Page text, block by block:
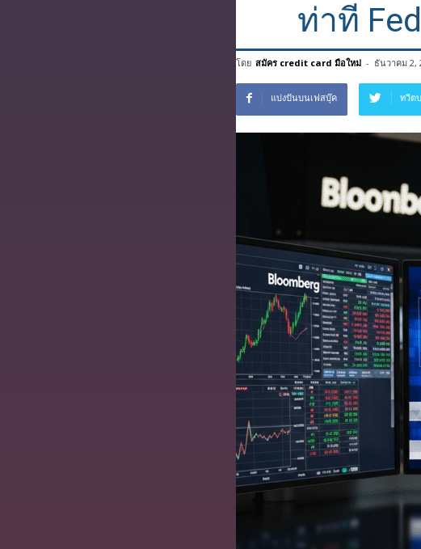
ท่าที
โดย สมัคร credit card มือใหม่ - ธันวาคม 2,
แบ่งปันบนเฟสบุ๊ค ทวีต